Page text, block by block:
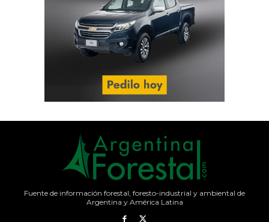
Fuente de información forestal, foresto-industrial y ambiental de
Argentina y América Latina